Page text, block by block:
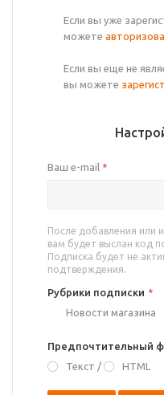
Если вы уже
можете
Если вы еще не
вы можете
Ваш e-mail *
После добавления или
вам будет выслан код
Подписка будет не
подтверждения.
Рубрики подписки *
Новости магазина
Предпочтительный
Текст / HTML